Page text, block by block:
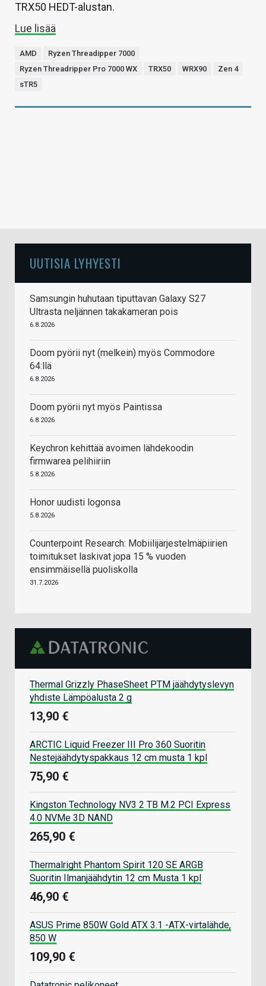
TRX50 HEDT-alustan.
Lue lisää
AMD
Ryzen Threadipper 7000
Ryzen Threadripper Pro 7000 WX
TRX50 WRX90
Zen 4
sTR5
UUTISIA LYHYESTI
Samsungin huhutaan tiputtavan Galaxy S27
Ultrasta neljännen takakameran pois
6.8.2026
Doom pyörii nyt (melkein) myös Commodore
64:llä
6.8.2026
Doom pyörii nyt myös Paintissa
6.8.2026
Keychron kehittää avoimen lähdekoodin
firmwarea pelihiiriin
5.8.2026
Honor uudisti logonsa
5.8.2026
Counterpoint Research: Mobiilijärjestelmäpiirien
toimitukset laskivat jopa 15 % vuoden
ensimmäisellä puoliskolla
31.7.2026
Thermal Grizzly PhaseSheet PTM jäähdytyslevyn
yhdiste Lämpöalusta 2 g
13,90 €
ARCTIC Liquid Freezer III Pro 360 Suoritin
Nestejäähdytyspakkaus 12 cm musta 1 kpl
75,90 €
Kingston Technology NV3 2 TB M.2 PCI Express
4.0 NVMe 3D NAND
265,90 €
Thermalright Phantom Spirit 120 SE ARGB
Suoritin Ilmanjäähdytin 12 cm Musta 1 kpl
46,90 €
ASUS Prime 850W Gold ATX 3.1 -ATX-virtalähde,
850 W
109,90 €